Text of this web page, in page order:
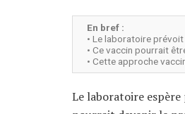
En bref :
• Le laboratoire
• Ce vaccin pourrait
• Cette approche
Le laboratoire